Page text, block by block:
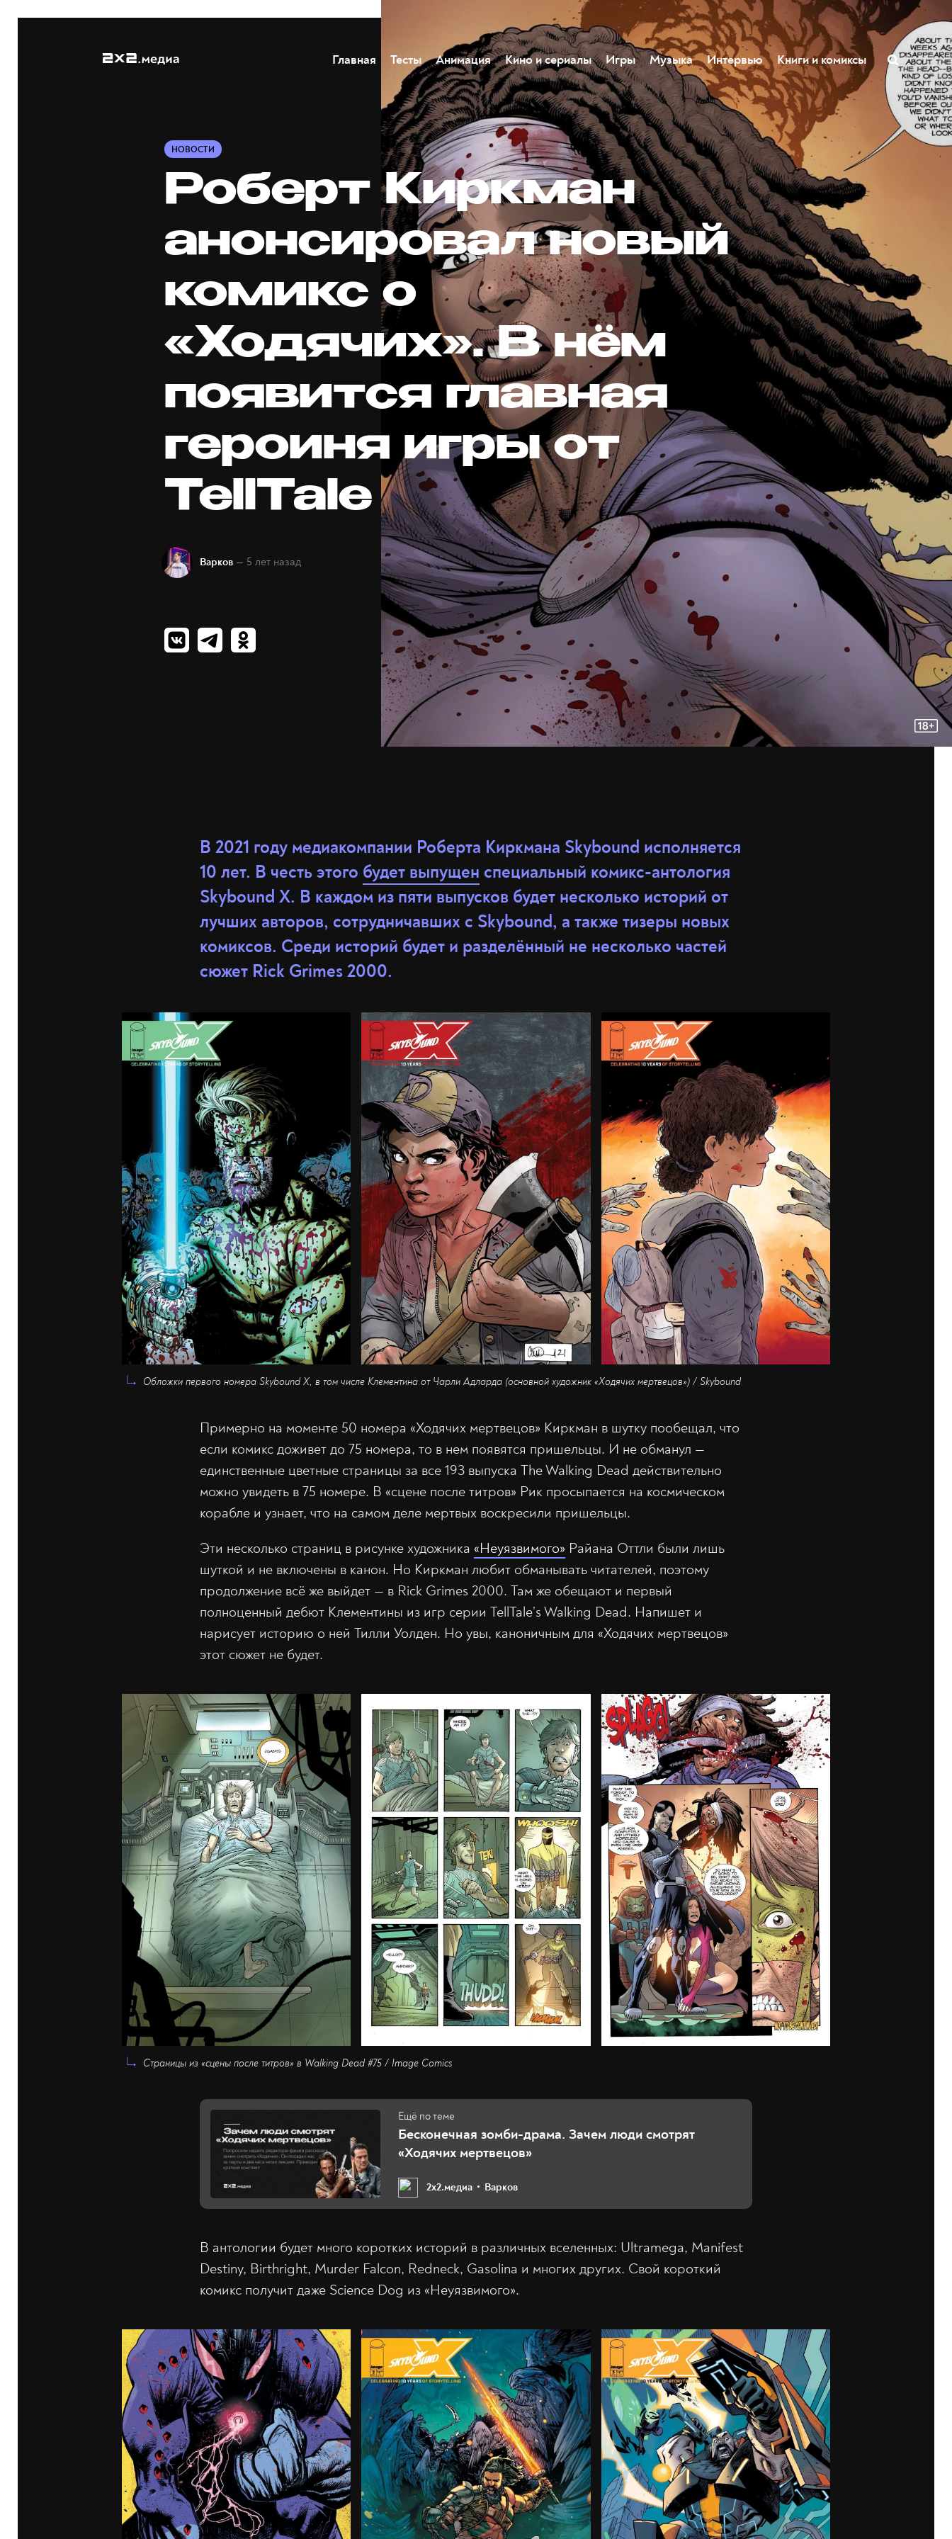
Главная Тесты Анимация Кино и сериалы Игры Музыка Интервью Книги и комиксы
НОВОСТИ
Роберт Киркман
анонсировал новый
комикс о
«Ходячих». В нём
появится главная
героиня игры от
TellTale
Варков — 5 лет назад
В 2021 году медиакомпании Роберта Киркмана Skybound исполняется
10 лет. В честь этого будет выпущен специальный комикс-антология
Skybound X. В каждом из пяти выпусков будет несколько историй от
лучших авторов, сотрудничавших с Skybound, а также тизеры новых
комиксов. Среди историй будет и разделённый не несколько частей
сюжет Rick Grimes 2000.
Обложки первого номера Skybound X, в том числе Клементина от Чарли Адларда (основной художник «Ходячих мертвецов») / Skybound
Примерно на моменте 50 номера «Ходячих мертвецов» Киркман в шутку пообещал, что
если комикс доживет до 75 номера, то в нем появятся пришельцы. И не обманул —
единственные цветные страницы за все 193 выпуска The Walking Dead действительно
можно увидеть в 75 номере. В «сцене после титров» Рик просыпается на космическом
корабле и узнает, что на самом деле мертвых воскресили пришельцы.
Эти несколько страниц в рисунке художника «Неуязвимого» Райана Оттли были лишь
шуткой и не включены в канон. Но Киркман любит обманывать читателей, поэтому
продолжение всё же выйдет — в Rick Grimes 2000. Там же обещают и первый
полноценный дебют Клементины из игр серии TellTale’s Walking Dead. Напишет и
нарисует историю о ней Тилли Уолден. Но увы, каноничным для «Ходячих мертвецов»
этот сюжет не будет.
Страницы из «сцены после титров» в Walking Dead #75 / Image Comics
Бесконечная зомби-драма. Зачем люди смотрят
«Ходячих мертвецов»
2х2.медиа Варков
В антологии будет много коротких историй в различных вселенных: Ultramega, Manifest
Destiny, Birthright, Murder Falcon, Redneck, Gasolina и многих других. Свой короткий
комикс получит даже Science Dog из «Неуязвимого».